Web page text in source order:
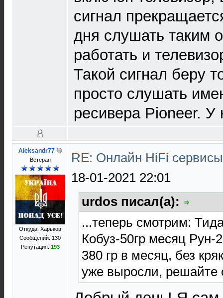
сигнал
дня слушать таким
работать и
Такой сигнал беру
просто слушать
ресивера Pioneer. У
Aleksandr77
Ветеран
Откуда: Харьков
Сообщений: 130
Репутация: 193
RE: Онлайн HiFi
18-01-2021 22:01
urdos писал(а):
...теперь смотрим:
Кобуз-50гр месяц Рун-
380 гр в месяц, без
уже выросли, решайте